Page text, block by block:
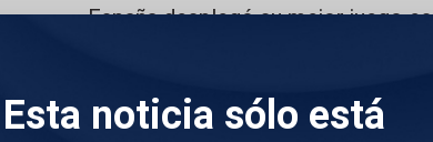
Esta noticia sólo está
España desplegó su mejor juego
puso todo su empeño en